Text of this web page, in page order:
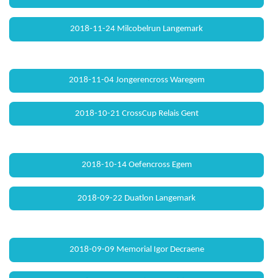
2018-11-24 Milcobelrun Langemark
2018-11-04 Jongerencross Waregem
2018-10-21 CrossCup Relais Gent
2018-10-14 Oefencross Egem
2018-09-22 Duatlon Langemark
2018-09-09 Memorial Igor Decraene